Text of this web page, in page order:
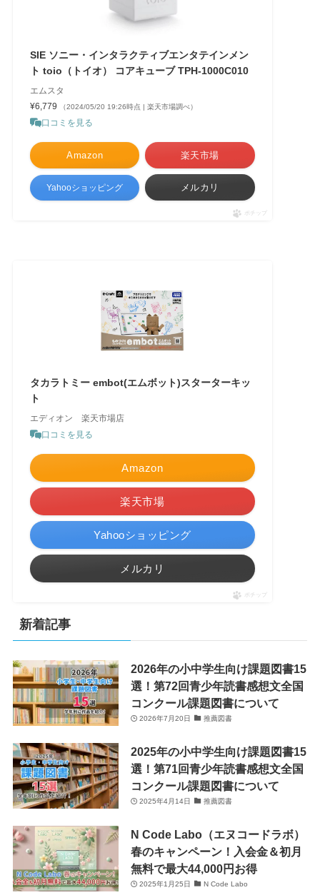
SIE ソニー・インタラクティブエンタテインメン
ト toio（トイオ） コアキューブ TPH-1000C010
エムスタ
¥6,779
（2024/05/20 19:26時点 | 楽天市場調べ）
口コミを見る
Amazon 楽天市場
Yahooショッピング メルカリ
ポチップ
タカラトミー embot(エムボット)スターターキッ
ト
エディオン 楽天市場店
口コミを見る
Amazon
楽天市場
Yahooショッピング
メルカリ
ポチップ
新着記事
2026年の小中学生向け課題図書15
選！第72回青少年読書感想文全国
コンクール課題図書について
2026年7月20日 推薦図書
2025年の小中学生向け課題図書15
選！第71回青少年読書感想文全国
コンクール課題図書について
2025年4月14日 推薦図書
N Code Labo（エヌコードラボ）
春のキャンペーン！入会金＆初月
無料で最大44,000円お得
2025年1月25日 N Code Labo